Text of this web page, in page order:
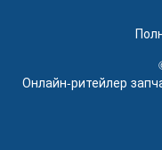
Онлайн-ритейлер